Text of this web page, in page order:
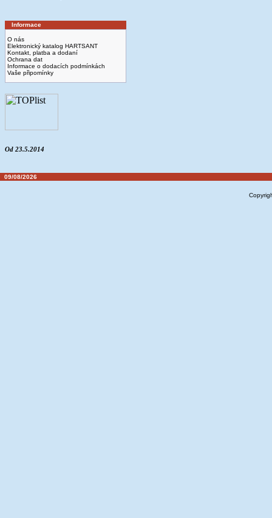
Informace
O nás
Elektronický katalog HARTSANT
Kontakt, platba a dodaní
Ochrana dat
Informace o dodacích podmínkách
Vaše připomínky
Od 23.5.2014
09/08/2026